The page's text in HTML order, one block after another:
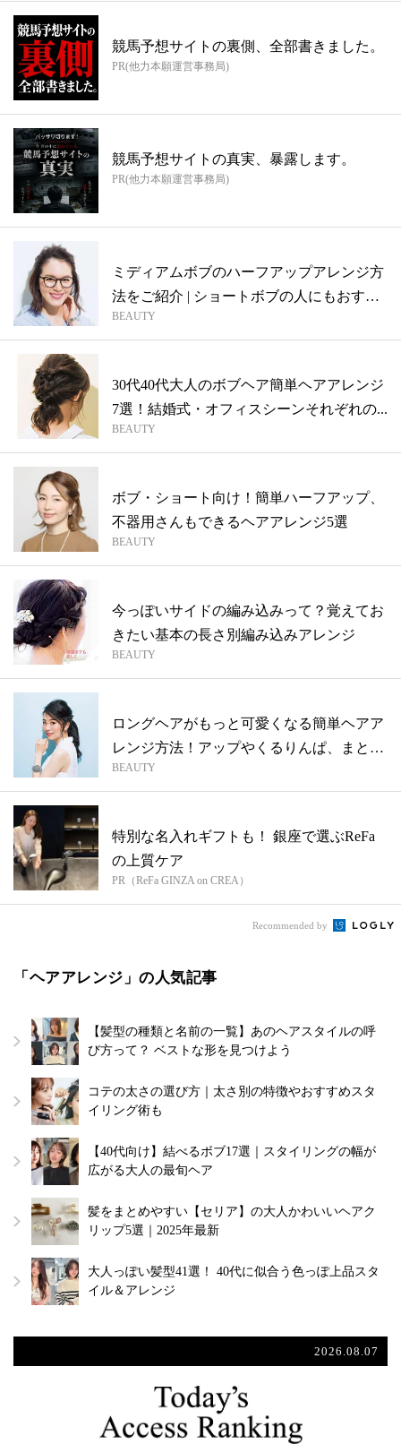
競馬予想サイトの裏側、全部書きました。
PR(他力本願運営事務局)
競馬予想サイトの真実、暴露します。
PR(他力本願運営事務局)
ミディアムボブのハーフアップアレンジ方
法をご紹介 | ショートボブの人にもおす
す...
BEAUTY
30代40代大人のボブヘア簡単ヘアアレンジ
7選！結婚式・オフィスシーンそれぞれの...
BEAUTY
ボブ・ショート向け！簡単ハーフアップ、
不器用さんもできるヘアアレンジ5選
BEAUTY
今っぽいサイドの編み込みって？覚えてお
きたい基本の長さ別編み込みアレンジ
BEAUTY
ロングヘアがもっと可愛くなる簡単ヘアア
レンジ方法！アップやくるりんぱ、まとめ
髪も
BEAUTY
特別な名入れギフトも！ 銀座で選ぶReFa
の上質ケア
PR（ReFa GINZA on CREA）
Recommended by
「ヘアアレンジ」の人気記事
【髪型の種類と名前の一覧】あのヘアスタイルの呼
び方って？ ベストな形を見つけよう
コテの太さの選び方｜太さ別の特徴やおすすめスタ
イリング術も
【40代向け】結べるボブ17選｜スタイリングの幅が
広がる大人の最旬ヘア
髪をまとめやすい【セリア】の大人かわいいヘアク
リップ5選｜2025年最新
大人っぽい髪型41選！ 40代に似合う色っぽ上品スタ
イル＆アレンジ
2026.08.07